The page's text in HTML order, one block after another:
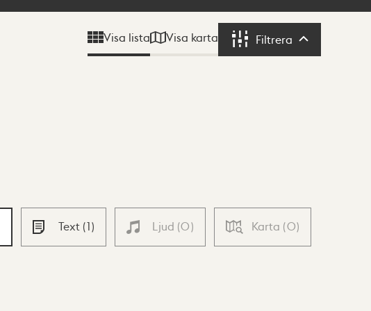
Visa lista Visa karta Filtrera Filtrera
Text (1) Ljud (0) Karta (0)